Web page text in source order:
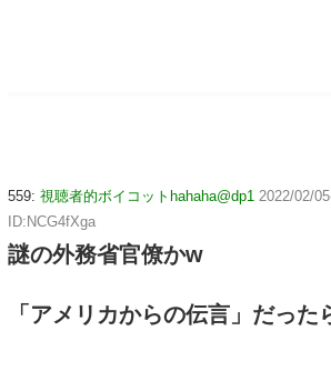
559: 視聴者的ボイコットhahaha@dp1 2022/02/
ID:NCG4fXga
謎の外務省官僚かw
「アメリカからの伝言」だった